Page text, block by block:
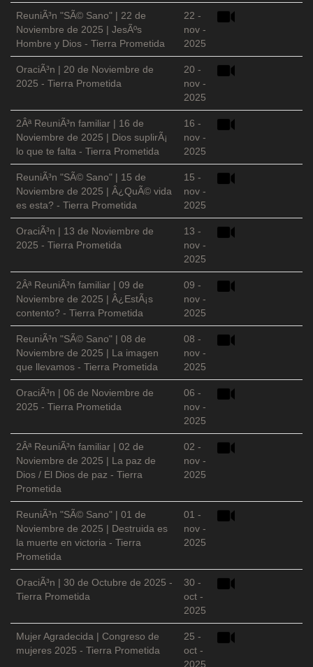
ReuniÃ³n "SÃ© Sano" | 22 de
Noviembre de 2025 | JesÃºs
Hombre y Dios - Tierra Prometida
22 -
nov -
2025
OraciÃ³n | 20 de Noviembre de
2025 - Tierra Prometida
20 -
nov -
2025
2Âª ReuniÃ³n familiar | 16 de
Noviembre de 2025 | Dios suplirÃ¡
lo que te falta - Tierra Prometida
16 -
nov -
2025
ReuniÃ³n "SÃ© Sano" | 15 de
Noviembre de 2025 | Â¿QuÃ© vida
es esta? - Tierra Prometida
15 -
nov -
2025
OraciÃ³n | 13 de Noviembre de
2025 - Tierra Prometida
13 -
nov -
2025
2Âª ReuniÃ³n familiar | 09 de
Noviembre de 2025 | Â¿EstÃ¡s
contento? - Tierra Prometida
09 -
nov -
2025
ReuniÃ³n "SÃ© Sano" | 08 de
Noviembre de 2025 | La imagen
que llevamos - Tierra Prometida
08 -
nov -
2025
OraciÃ³n | 06 de Noviembre de
2025 - Tierra Prometida
06 -
nov -
2025
2Âª ReuniÃ³n familiar | 02 de
Noviembre de 2025 | La paz de
Dios / El Dios de paz - Tierra
Prometida
02 -
nov -
2025
ReuniÃ³n "SÃ© Sano" | 01 de
Noviembre de 2025 | Destruida es
la muerte en victoria - Tierra
Prometida
01 -
nov -
2025
OraciÃ³n | 30 de Octubre de 2025 -
Tierra Prometida
30 -
oct -
2025
Mujer Agradecida | Congreso de
mujeres 2025 - Tierra Prometida
25 -
oct -
2025